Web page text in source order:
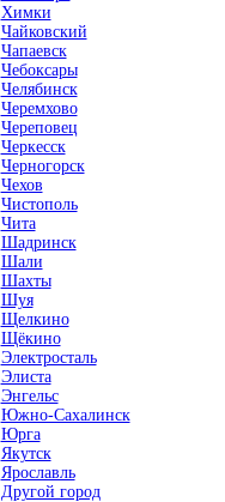
Химки
Чайковский
Чапаевск
Чебоксары
Челябинск
Черемхово
Череповец
Черкесск
Черногорск
Чехов
Чистополь
Чита
Шадринск
Шали
Шахты
Шуя
Щелкино
Щёкино
Электросталь
Элиста
Энгельс
Южно-Сахалинск
Юрга
Якутск
Ярославль
Другой город